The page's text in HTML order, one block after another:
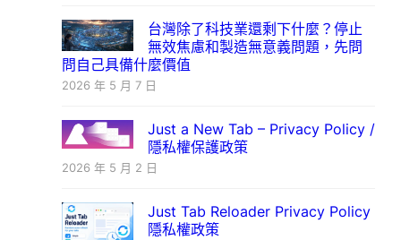
台灣除了科技業還剩下什麼？停止
無效焦慮和製造無意義問題，先問
問自己具備什麼價值
2026 年 5 月 7 日
Just a New Tab – Privacy Policy /
隱私權保護政策
2026 年 5 月 2 日
Just Tab Reloader Privacy Policy
隱私權政策